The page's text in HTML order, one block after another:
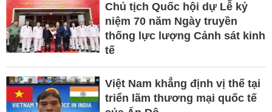
Chủ tịch Quốc hội dự Lễ kỷ
niệm 70 năm Ngày truyền
thống lực lượng Cảnh sát kinh
tế
Việt Nam khẳng định vị thế tại
triển lãm thương mại quốc tế